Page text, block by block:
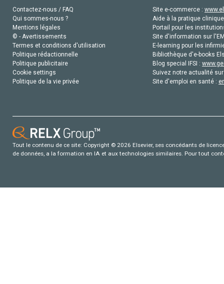
Contactez-nous / FAQ
Qui sommes-nous ?
Mentions légales
© - Avertissements
Termes et conditions d'utilisation
Politique rédactionnelle
Politique publicitaire
Cookie settings
Politique de la vie privée
Site e-commerce :
Aide à la pratique
Portail pour les
Site d'information sur
E-learning pour les
Bibliothèque d'e-books
Blog special IFSI :
Suivez notre actualité
Site d'emploi en santé :
Tout le contenu de ce site: Copyright © 2026 Elsevier, ses concédants de
de données, a la formation en IA et aux technologies similaires. Pour tout